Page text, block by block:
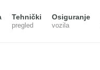
Tehnički
pregled
Osiguranje
vozila